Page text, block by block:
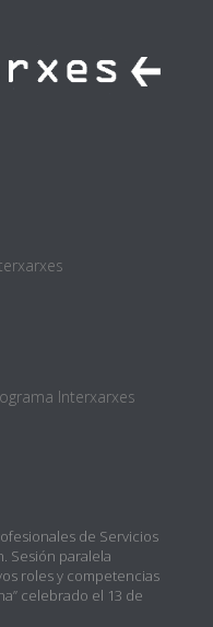
Interxarxes
de Servicios
Sesión paralela
roles y competencias
celebrado el 13 de